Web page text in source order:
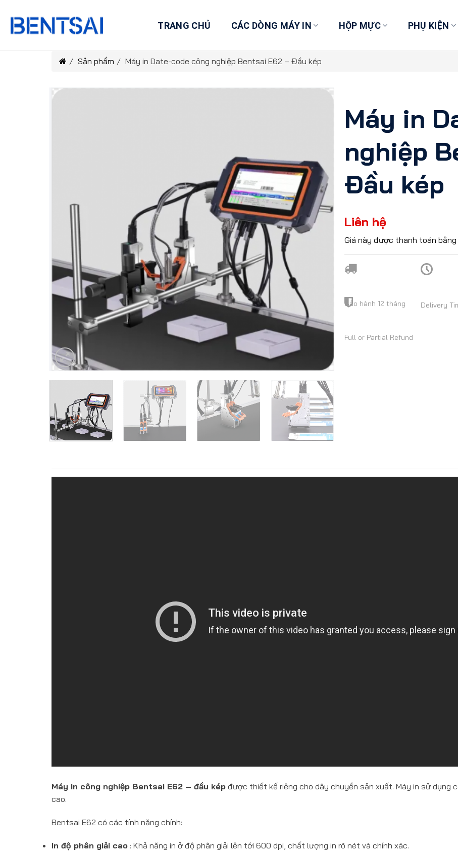
content
TRANG CHỦ CÁC DÒNG MÁY IN HỘP MỰC PHỤ KIỆN
/ Sản phẩm / Máy in Date-code công nghiệp Bentsai E62 – Đầu kép
Máy in
nghiệp
Đầu kép
Liên hệ
Giá này được thanh toán bằng
Bảo hành 12 tháng Delivery
Full or Partial Refund
Máy in công nghiệp Bentsai E62 – đầu kép được thiết kế riêng cho dây chuyền sản xuất. Máy in sử dụng
cao.
Bentsai E62 có các tính năng chính:
In độ phân giải cao : Khả năng in ở độ phân giải lên tới 600 dpi, chất lượng in rõ nét và chính xác.